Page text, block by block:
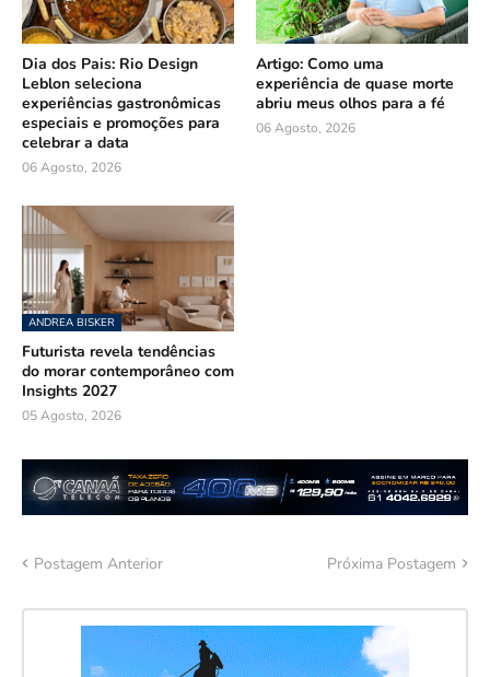
Dia dos Pais: Rio Design
Leblon seleciona
experiências gastronômicas
especiais e promoções para
celebrar a data
06 Agosto, 2026
Artigo: Como uma
experiência de quase morte
abriu meus olhos para a fé
06 Agosto, 2026
ANDREA BISKER
Futurista revela tendências
do morar contemporâneo com
Insights 2027
05 Agosto, 2026
Postagem Anterior Próxima Postagem